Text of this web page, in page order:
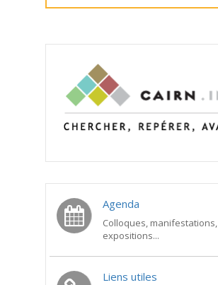
Agenda
Colloques, manifestations,
expositions...
Liens utiles